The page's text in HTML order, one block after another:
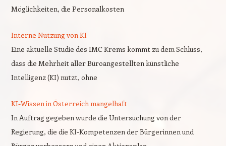
Möglichkeiten, die Personalkosten
Interne Nutzung von KI
Eine aktuelle Studie des IMC Krems kommt zu dem Schluss,
dass die Mehrheit aller Büroangestellten künstliche
Intelligenz (KI) nutzt, ohne
KI-Wissen in Österreich mangelhaft
In Auftrag gegeben wurde die Untersuchung von der
Regierung, die die KI-Kompetenzen der Bürgerinnen und